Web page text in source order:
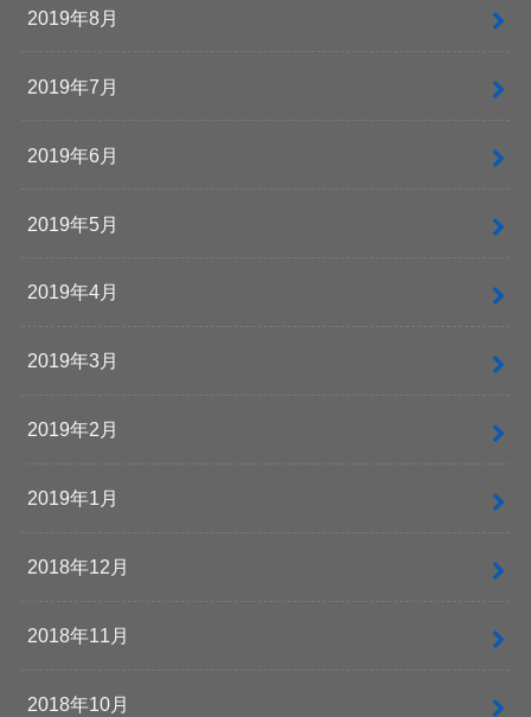
2019年8月
2019年7月
2019年6月
2019年5月
2019年4月
2019年3月
2019年2月
2019年1月
2018年12月
2018年11月
2018年10月